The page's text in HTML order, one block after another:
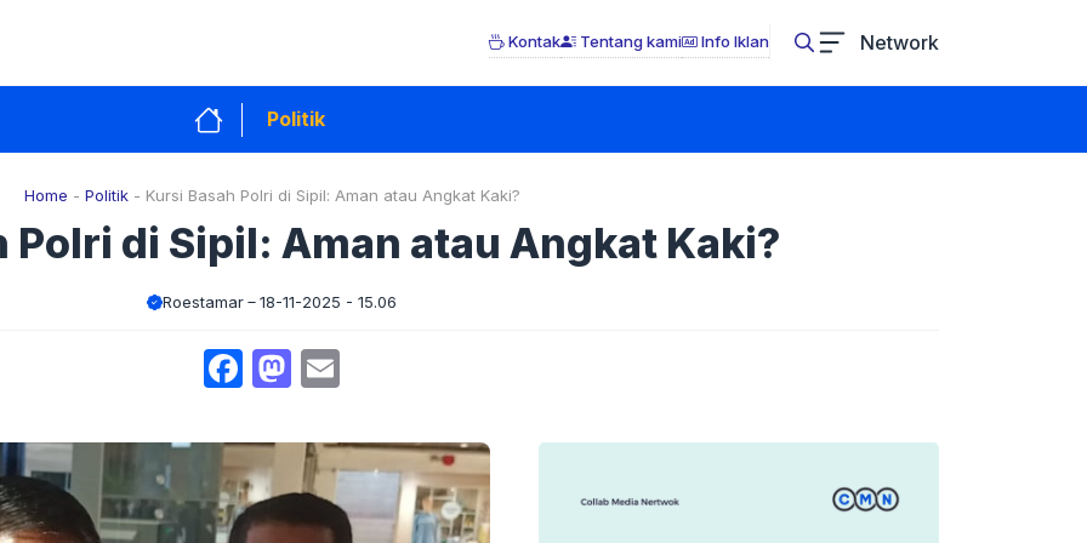
Kontak Tentang kami Info Iklan Network
Politik
Home - Politik- Kursi Basah Polri di Sipil: Aman atau Angkat Kaki?
Polri di Sipil: Aman atau Angkat Kaki?
Roestamar 18-11-2025 - 15.06
Facebook
Mastodon